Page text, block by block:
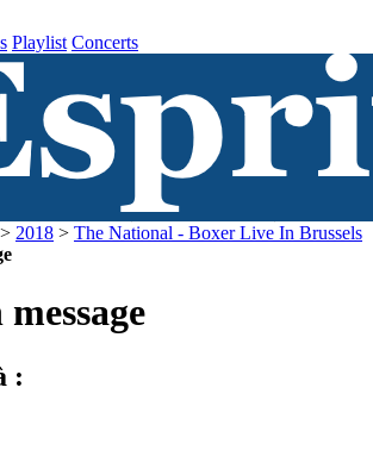
Playlist Concerts
> 2018 > The National - Boxer Live In Brussels
: